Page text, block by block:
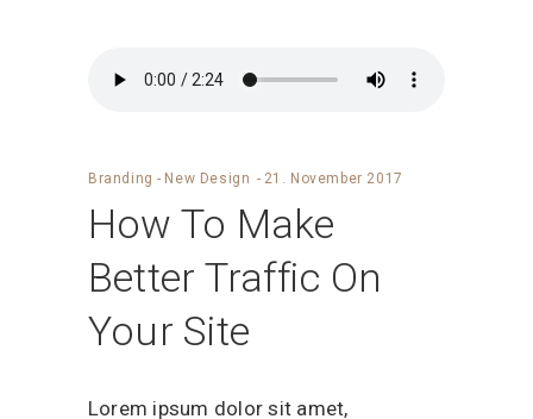
Branding - New Design 21. November 2017
How To Make
Better Traffic On
Your Site
Lorem ipsum dolor sit amet,